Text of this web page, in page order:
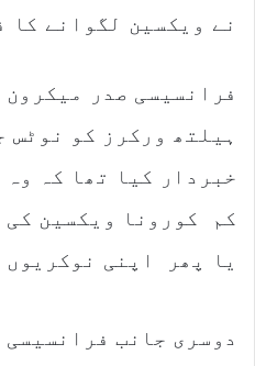
نے ویکسین لگوانے کا
ہیلتھ ورکرز کو نوٹس
کم کورونا ویکسین کی
یا پھر اپنی
دوسری جانب